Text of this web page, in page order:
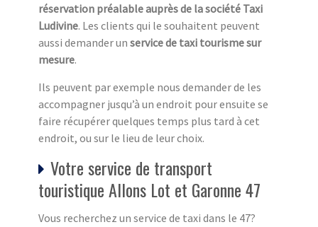
réservation préalable auprès de la société Taxi
Ludivine. Les clients qui le souhaitent peuvent
aussi demander un service de taxi tourisme sur
mesure.
Ils peuvent par exemple nous demander de les
accompagner jusqu’à un endroit pour ensuite se
faire récupérer quelques temps plus tard à cet
endroit, ou sur le lieu de leur choix.
Votre service de transport
touristique Allons Lot et Garonne 47
Vous recherchez un service de taxi dans le 47?